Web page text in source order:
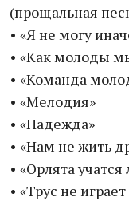
(прощальная
• «Я не могу
• «Как молоды
• «Команда
• «Мелодия»
• «Надежда»
• «Нам не жить
• «Орлята учатся
• «Трус не